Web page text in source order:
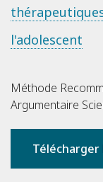
l'adolescent
Méthode
Argumentaire